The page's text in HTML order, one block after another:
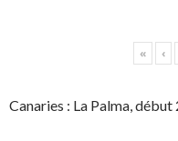
« ‹
Canaries : La Palma, début